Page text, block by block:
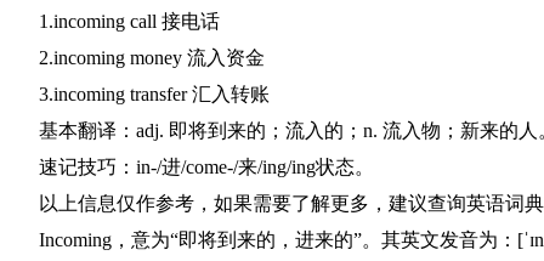
1.incoming call 接电话
2.incoming money 流入资金
3.incoming transfer 汇入转账
基本翻译：adj. 即将到来的；流入的；n. 流入物；新来的人
速记技巧：in-/进/come-/来/ing/ing状态。
以上信息仅作参考，如果需要了解更多，建议查询英语词
Incoming，意为“即将到来的，进来的”。其英文发音为：